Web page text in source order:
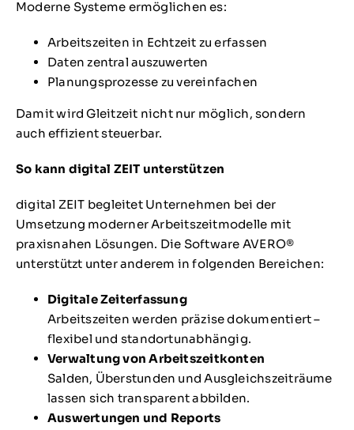
Moderne Systeme ermöglichen es:
Arbeitszeiten in Echtzeit zu erfassen
Daten zentral auszuwerten
Planungsprozesse zu vereinfachen
Damit wird Gleitzeit nicht nur möglich, sondern
auch effizient steuerbar.
So kann digital ZEIT unterstützen
digital ZEIT begleitet Unternehmen bei der
Umsetzung moderner Arbeitszeitmodelle mit
praxisnahen Lösungen. Die Software AVERO®
unterstützt unter anderem in folgenden Bereichen:
Digitale Zeiterfassung
Arbeitszeiten werden präzise dokumentiert –
flexibel und standortunabhängig.
Verwaltung von Arbeitszeitkonten
Salden, Überstunden und Ausgleichszeiträume
lassen sich transparent abbilden.
Auswertungen und Reports